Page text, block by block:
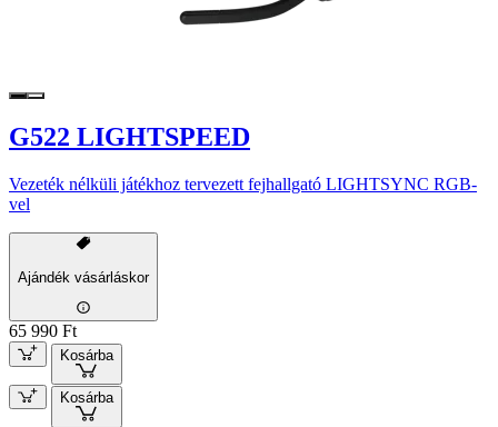
G522 LIGHTSPEED
Vezeték nélküli játékhoz tervezett fejhallgató LIGHTSYNC RGB-
vel
Ajándék vásárláskor
65 990 Ft
Kosárba
Kosárba